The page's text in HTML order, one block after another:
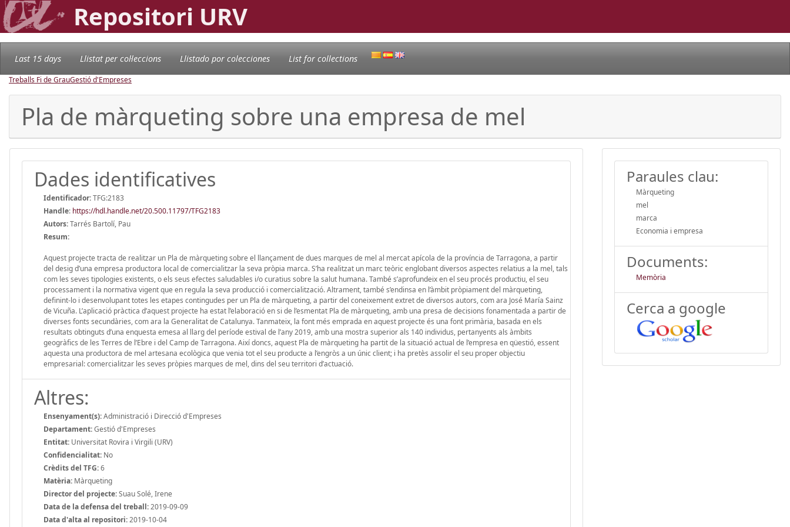
Repositori URV
Last 15 days Llistat per col·leccions Llistado por colecciones List for collections
Treballs Fi de GrauGestió d'Empreses
Pla de màrqueting sobre una empresa de mel
Dades identificatives
Identificador:TFG:2183
Handle: https://hdl.handle.net/20.500.11797/TFG2183
Autors:Tarrés Bartolí, Pau
Resum:
Aquest projecte tracta de realitzar un Pla de màrqueting sobre el llançament de dues marques de mel al mercat apícola de la província de Tarragona, a partir
del desig d’una empresa productora local de comercialitzar la seva pròpia marca. S’ha realitzat un marc teòric englobant diversos aspectes relatius a la mel, tals
com les seves tipologies existents, o els seus efectes saludables i/o curatius sobre la salut humana. També s’aprofundeix en el seu procés productiu, el seu
processament i la normativa vigent que en regula la seva producció i comercialització. Altrament, també s’endinsa en l’àmbit pròpiament del màrqueting,
definint-lo i desenvolupant totes les etapes contingudes per un Pla de màrqueting, a partir del coneixement extret de diversos autors, com ara José María Sainz
de Vicuña. L’aplicació pràctica d’aquest projecte ha estat l’elaboració en si de l’esmentat Pla de màrqueting, amb una presa de decisions fonamentada a partir de
diverses fonts secundàries, com ara la Generalitat de Catalunya. Tanmateix, la font més emprada en aquest projecte és una font primària, basada en els
resultats obtinguts d’una enquesta emesa al llarg del període estival de l’any 2019, amb una mostra superior als 140 individus, pertanyents als àmbits
geogràfics de les Terres de l’Ebre i del Camp de Tarragona. Així doncs, aquest Pla de màrqueting ha partit de la situació actual de l’empresa en qüestió, essent
aquesta una productora de mel artesana ecològica que venia tot el seu producte a l’engròs a un únic client; i ha pretès assolir el seu proper objectiu
empresarial: comercialitzar les seves pròpies marques de mel, dins del seu territori d’actuació.
Altres:
Ensenyament(s):Administració i Direcció d'Empreses
Departament:Gestió d'Empreses
Entitat: Universitat Rovira i Virgili (URV)
Confidencialitat: No
Crèdits del TFG:6
Matèria: Màrqueting
Director del projecte:Suau Solé, Irene
Data de la defensa del treball:2019-09-09
Data d'alta al repositori:2019-10-04
Paraules clau:
Màrqueting
mel
marca
Economia i empresa
Documents:
Memòria
Cerca a google